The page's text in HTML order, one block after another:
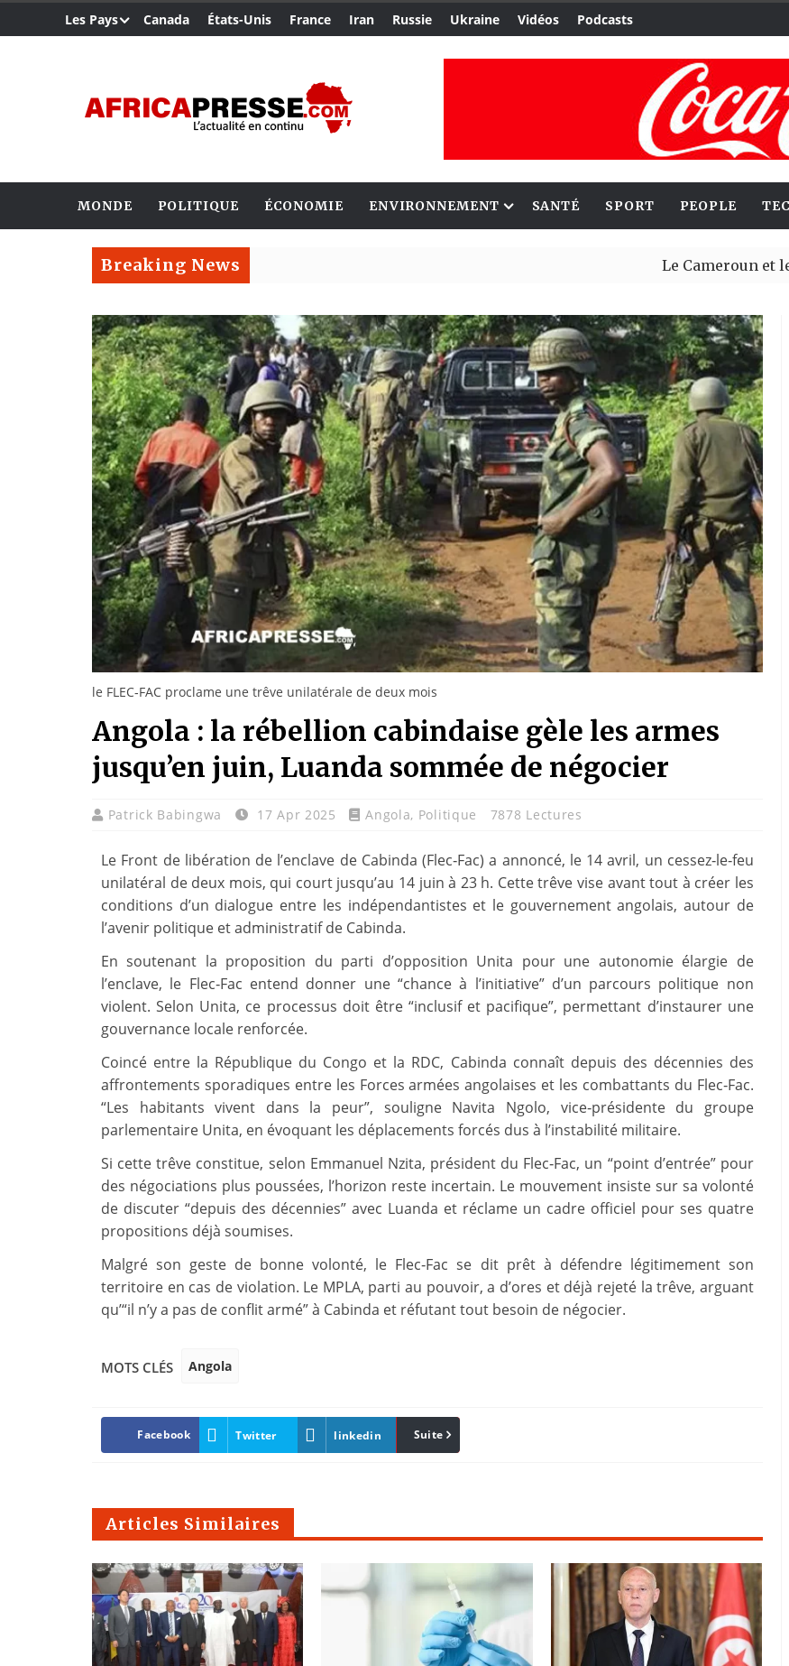
Les Pays Canada États-Unis France Iran Russie Ukraine Vidéos Podcasts
MONDE POLITIQUE ÉCONOMIE ENVIRONNEMENT SANTÉ SPORT PEOPLE
Breaking News Le Cameroun et le
le FLEC‑FAC proclame une trêve unilatérale de deux mois
Angola : la rébellion cabindaise gèle les armes
jusqu’en juin, Luanda sommée de négocier
Patrick Babingwa 17 Apr 2025 Angola, Politique 7878 Lectures
Le Front de libération de l’enclave de Cabinda (Flec‑Fac) a annoncé, le 14 avril, un cessez‑le‑feu
unilatéral de deux mois, qui court jusqu’au 14 juin à 23 h. Cette trêve vise avant tout à créer les
conditions d’un dialogue entre les indépendantistes et le gouvernement angolais, autour de
l’avenir politique et administratif de Cabinda.
En soutenant la proposition du parti d’opposition Unita pour une autonomie élargie de
l’enclave, le Flec‑Fac entend donner une “chance à l’initiative” d’un parcours politique non
violent. Selon Unita, ce processus doit être “inclusif et pacifique”, permettant d’instaurer une
gouvernance locale renforcée.
Coincé entre la République du Congo et la RDC, Cabinda connaît depuis des décennies des
affrontements sporadiques entre les Forces armées angolaises et les combattants du Flec‑Fac.
“Les habitants vivent dans la peur”, souligne Navita Ngolo, vice‑présidente du groupe
parlementaire Unita, en évoquant les déplacements forcés dus à l’instabilité militaire.
Si cette trêve constitue, selon Emmanuel Nzita, président du Flec‑Fac, un “point d’entrée” pour
des négociations plus poussées, l’horizon reste incertain. Le mouvement insiste sur sa volonté
de discuter “depuis des décennies” avec Luanda et réclame un cadre officiel pour ses quatre
propositions déjà soumises.
Malgré son geste de bonne volonté, le Flec‑Fac se dit prêt à défendre légitimement son
territoire en cas de violation. Le MPLA, parti au pouvoir, a d’ores et déjà rejeté la trêve, arguant
qu’“il n’y a pas de conflit armé” à Cabinda et réfutant tout besoin de négocier.
MOTS CLÉS Angola
Facebook Twitter linkedin Pinterest
Suite
Articles Similaires